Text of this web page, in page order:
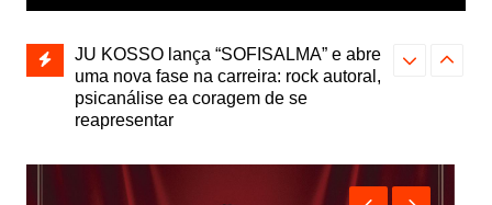
e abre
autoral,
Projota relança a mixtape “Projeção”,
de 2010, nas plataformas digitais
Farofa